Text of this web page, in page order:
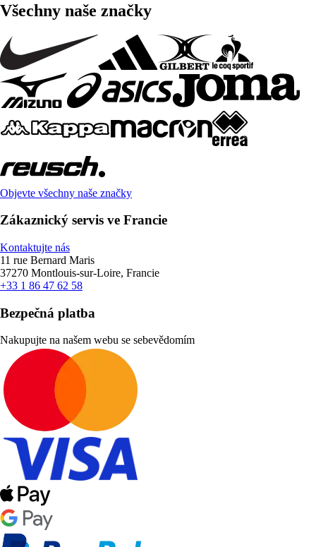
Všechny naše značky
Objevte všechny naše značky
Zákaznický servis ve Francie
Kontaktujte nás
11 rue Bernard Maris
37270 Montlouis-sur-Loire, Francie
+33 1 86 47 62 58
Bezpečná platba
Nakupujte na našem webu se sebevědomím